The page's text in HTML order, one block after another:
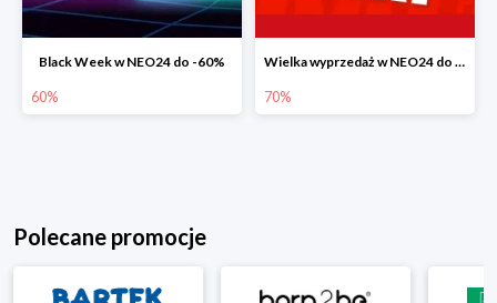
Black Week w NEO24 do -60%
60%
Wielka wyprzedaż w NEO24 do -70%
70%
Polecane promocje